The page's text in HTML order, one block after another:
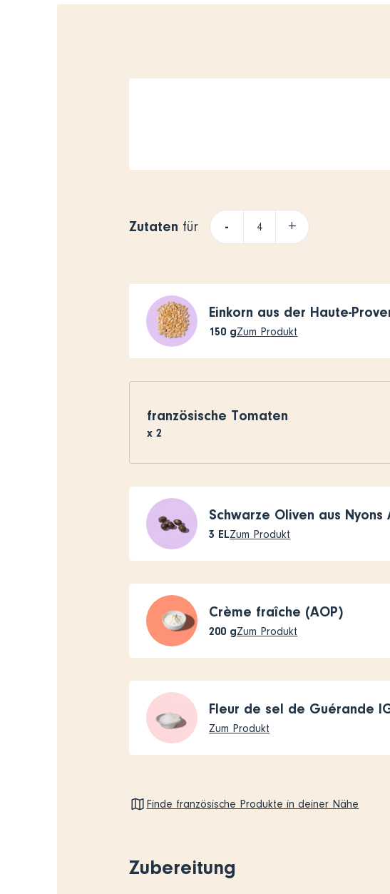
Zutaten für - +
Einkorn aus der Haute-
150 gZum Produkt
französische Tomaten
x2
Schwarze Oliven aus Nyons
3 ELZum Produkt
Crème fraîche (AOP)
200 gZum Produkt
Fleur de sel de Guérande
Zum Produkt
Finde französische Produkte in deiner Nähe
Zubereitung